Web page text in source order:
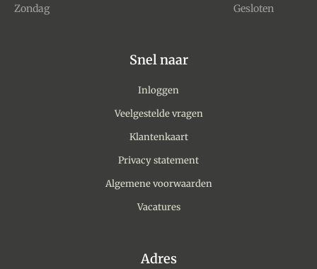
Zondag Gesloten
Snel naar
Inloggen
Veelgestelde vragen
Klantenkaart
Privacy statement
Algemene voorwaarden
Vacatures
Adres